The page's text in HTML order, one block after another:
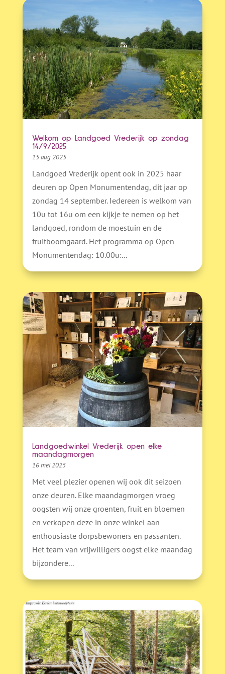
Welkom op Landgoed Vrederijk op zondag
14/9/2025
15 aug 2025
Landgoed Vrederijk opent ook in 2025 haar
deuren op Open Monumentendag, dit jaar op
zondag 14 september. Iedereen is welkom van
10u tot 16u om een kijkje te nemen op het
landgoed, rondom de moestuin en de
fruitboomgaard. Het programma op Open
Monumentendag: 10.00u:...
Landgoedwinkel Vrederijk open elke
maandagmorgen
16 mei 2025
Met veel plezier openen wij ook dit seizoen
onze deuren. Elke maandagmorgen vroeg
oogsten wij onze groenten, fruit en bloemen
en verkopen deze in onze winkel aan
enthousiaste dorpsbewoners en passanten.
Het team van vrijwilligers oogst elke maandag
bijzondere...